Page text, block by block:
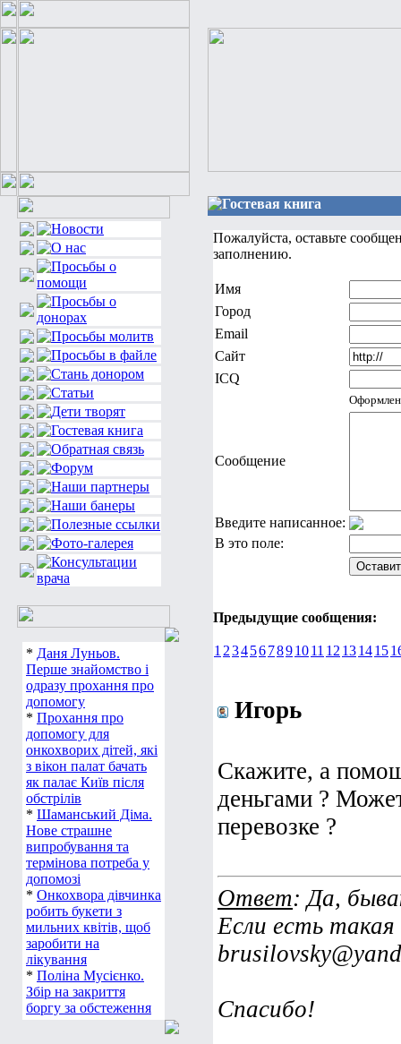
* Даня Луньов.
Перше знайомство і
одразу прохання про
допомогу
* Прохання про
допомогу для
онкохворих дітей, які
з вікон палат бачать
як палає Київ після
обстрілів
* Шаманський Діма.
Нове страшне
випробування та
термінова потреба у
допомозі
* Онкохвора дівчинка
робить букети з
мильних квітів, щоб
заробити на
лікування
* Поліна Мусієнко.
Збір на закриття
боргу за обстеження
Гостевая книга
Пожалуйста, оставьте
заполнению.
Имя
Город
Email
Сайт
ICQ
Сообщение
Введите написанное:
В это поле:
Предыдущие сообщения:
1 234567891011 12 131415
Игорь
Скажите, а
деньгами ?
перевозке ?
Ответ: Да,
Если есть
Спасибо!